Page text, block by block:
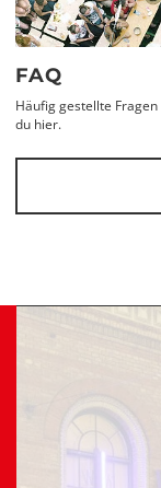
FAQ
Häufig gestellte
du hier.